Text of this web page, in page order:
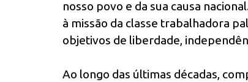
nosso povo e da sua causa
à missão da classe trabalhadora
objetivos de liberdade,
Ao longo das últimas décadas,